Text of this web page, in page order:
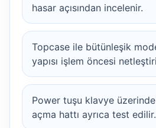
hasar açısından incelenir.
Topcase ile bütünleşik
yapısı işlem öncesi
Power tuşu klavye
açma hattı ayrıca test edilir.